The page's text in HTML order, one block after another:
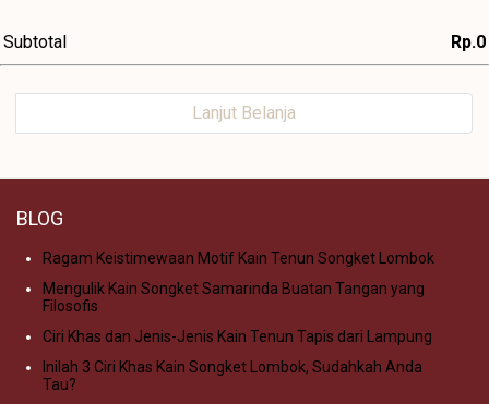
Subtotal Rp.0
Lanjut Belanja
BLOG
Ragam Keistimewaan Motif Kain Tenun Songket Lombok
Mengulik Kain Songket Samarinda Buatan Tangan yang
Filosofis
Ciri Khas dan Jenis-Jenis Kain Tenun Tapis dari Lampung
Inilah 3 Ciri Khas Kain Songket Lombok, Sudahkah Anda
Tau?